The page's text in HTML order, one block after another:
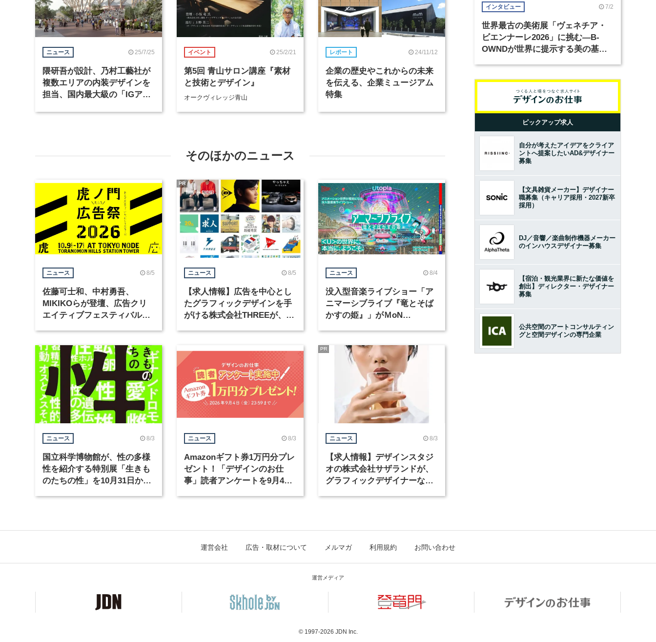
ニュース 25/7/25
隈研吾が設計、乃村工藝社が
複数エリアの内装デザインを
担当、国内最大級の「IGアリ
イベント 25/2/21
第5回 青山サロン講座『素材
と技術とデザイン』
オークヴィレッジ青山
レポート 24/11/12
企業の歴史やこれからの未来
を伝える、企業ミュージアム
特集
そのほかのニュース
ニュース 8/5
佐藤可士和、中村勇吾、
MIKIKOらが登壇、広告クリ
エイティブフェスティバル
ニュース 8/5
【求人情報】広告を中心とし
たグラフィックデザインを手
がける株式会社THREEが、グ
PR
ニュース 8/4
没入型音楽ライブショー「ア
ニマーシブライブ『竜とそば
かすの姫』」がＭoN
ニュース 8/3
国立科学博物館が、性の多様
性を紹介する特別展「生きも
のたちの性」を10月31日から
ニュース 8/3
Amazonギフト券1万円分プレ
ゼント！「デザインのお仕
事」読者アンケートを9月4日
ニュース 8/3
【求人情報】デザインスタジ
オの株式会社サザランドが、
グラフィックデザイナーなど2
PR
インタビュー 7/2
世界最古の美術展「ヴェネチア・
ビエンナーレ2026」に挑む―B-
OWNDが世界に提示する美の基準
ピックアップ求人
自分が考えたアイデアをクライア
ントへ提案したいAD&デザイナー
募集
【文具雑貨メーカー】デザイナー
職募集（キャリア採用・2027新卒
採用）
DJ／音響／楽曲制作機器メーカー
のインハウスデザイナー募集
【宿泊・観光業界に新たな価値を
創出】ディレクター・デザイナー
募集
公共空間のアートコンサルティン
グと空間デザインの専門企業
運営会社 広告・取材について メルマガ 利用規約 お問い合わせ
運営メディア
© 1997-2026 JDN Inc.